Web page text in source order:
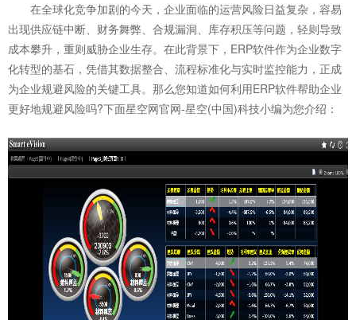
在全球化竞争加剧的今天，企业面临的运营风险日益复杂，容易
出现供应链中断、财务舞弊、合规漏洞、库存积压等问题，轻则导致
成本攀升，重则威胁企业生存。在此背景下，ERP软件作为企业数字
化转型的基石，凭借其数据整合、流程标准化与实时监控能力，正成
为企业规避风险的关键工具。那么您知道如何利用ERP软件帮助企业
更好地规避风险吗?下面星空网官网-星空(中国)科技小编为您介绍：